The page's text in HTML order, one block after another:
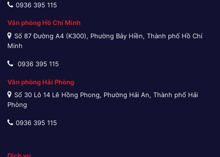
0936 395 115
Văn phòng Hồ Chí Minh
Số 87 Đường A4 (K300), Phường Bảy Hiền, Thành phố Hồ Chí
Minh
0936 395 115
Văn phòng Hải Phòng
Số 30 Lô 14 Lê Hồng Phong, Phường Hải An, Thành phố Hải
Phòng
0936 395 115